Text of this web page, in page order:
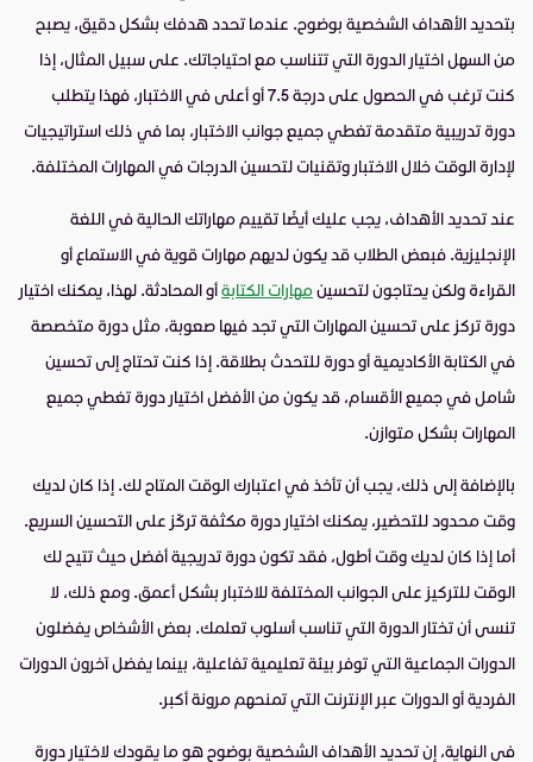
بتحديد الأهداف الشخصية بوضوح. عندما تحدد هدفك بشكل دقيق، يصبح
من السهل اختيار الدورة التي تتناسب مع احتياجاتك. على سبيل المثال، إذا
كنت ترغب في الحصول على درجة 7.5 أو أعلى في الاختبار، فهذا يتطلب
دورة تدريبية متقدمة تغطي جميع جوانب الاختبار، بما في ذلك استراتيجيات
لإدارة الوقت خلال الاختبار وتقنيات لتحسين الدرجات في المهارات المختلفة.
عند تحديد الأهداف، يجب عليك أيضًا تقييم مهاراتك الحالية في اللغة
الإنجليزية. فبعض الطلاب قد يكون لديهم مهارات قوية في الاستماع أو
القراءة ولكن يحتاجون لتحسينمهارات الكتابةأو المحادثة. لهذا، يمكنك اختيار
دورة تركز على تحسين المهارات التي تجد فيها صعوبة، مثل دورة متخصصة
في الكتابة الأكاديمية أو دورة للتحدث بطلاقة. إذا كنت تحتاج إلى تحسين
شامل في جميع الأقسام، قد يكون من الأفضل اختيار دورة تغطي جميع
المهارات بشكل متوازن.
بالإضافة إلى ذلك، يجب أن تأخذ في اعتبارك الوقت المتاح لك. إذا كان لديك
وقت محدود للتحضير، يمكنك اختيار دورة مكثفة تركّز على التحسين السريع.
أما إذا كان لديك وقت أطول، فقد تكون دورة تدريجية أفضل حيث تتيح لك
الوقت للتركيز على الجوانب المختلفة للاختبار بشكل أعمق. ومع ذلك، لا
تنسى أن تختار الدورة التي تناسب أسلوب تعلمك. بعض الأشخاص يفضلون
الدورات الجماعية التي توفر بيئة تعليمية تفاعلية، بينما يفضل آخرون الدورات
الفردية أو الدورات عبر الإنترنت التي تمنحهم مرونة أكبر.
في النهاية، إن تحديد الأهداف الشخصية بوضوح هو ما يقودك لاختيار دورة